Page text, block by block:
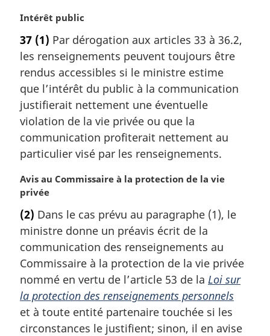
N
t
e
m
a
g
i
n
a
l
e
:
Intérêt public
37 (1) Par dérogation aux articles 33 à 36.2,
les renseignements peuvent toujours être
rendus accessibles si le ministre estime
que l’intérêt du public à la communication
justifierait nettement une éventuelle
violation de la vie privée ou que la
communication profiterait nettement au
particulier visé par les renseignements.
N
o
e
m
a
r
i
n
a
l
Avis au Commissaire à la protection de la vie
privée
(2) Dans le cas prévu au paragraphe (1), le
ministre donne un préavis écrit de la
communication des renseignements au
Commissaire à la protection de la vie privée
nommé en vertu de l’article 53 de la Loi sur
la protection des renseignements personnels
et à toute entité partenaire touchée si les
circonstances le justifient; sinon, il en avise